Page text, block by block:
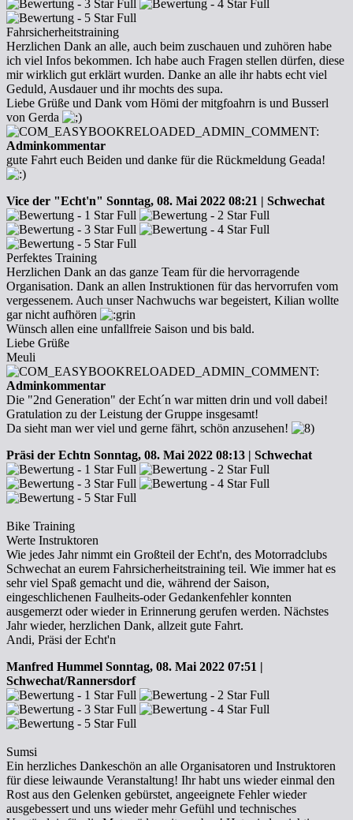
Fahrsicherheitstraining
Herzlichen Dank an alle, auch beim zuschauen und zuhören habe
ich viel Infos bekommen. Ich habe auch Fragen stellen dürfen, diese
mir wirklich gut erklärt wurden. Danke an alle ihr habts echt viel
Geduld, Ausdauer und ihr mochts des supa.
Liebe Grüße und Dank vom Hömi der mitgfoahrn is und Busserl
von Gerda
Adminkommentar
gute Fahrt euch Beiden und danke für die Rückmeldung Geada!
Vice der "Echt'n" Sonntag, 08. Mai 2022 08:21 | Schwechat
Perfektes Training
Herzlichen Dank an das ganze Team für die hervorragende
Organisation. Dank an allen Instruktionen für das hervorrufen vom
vergessenem. Auch unser Nachwuchs war begeistert, Kilian wollte
gar nicht aufhören
Wünsch allen eine unfallfreie Saison und bis bald.
Liebe Grüße
Meuli
Adminkommentar
Die "2nd Generation" der Echt´n war mitten drin und voll dabei!
Gratulation zu der Leistung der Gruppe insgesamt!
Da sieht man wer viel und gerne fährt, schön anzusehen!
Präsi der Echtn Sonntag, 08. Mai 2022 08:13 | Schwechat
Bike Training
Werte Instruktoren
Wie jedes Jahr nimmt ein Großteil der Echt'n, des Motorradclubs
Schwechat an eurem Fahrsicherheitstraining teil. Wie immer hat es
sehr viel Spaß gemacht und die, während der Saison,
eingeschlichenen Faulheits-oder Gedankenfehler konnten
ausgemerzt oder wieder in Erinnerung gerufen werden. Nächstes
Jahr wieder, herzlichen Dank, allzeit gute Fahrt.
Andi, Präsi der Echt'n
Manfred Hummel Sonntag, 08. Mai 2022 07:51 |
Schwechat/Rannersdorf
Sumsi
Ein herzliches Dankeschön an alle Organisatoren und Instruktoren
für diese leiwaunde Veranstaltung! Ihr habt uns wieder einmal den
Rost aus den Gelenken gebürstet, angeeignete Fehler wieder
ausgebessert und uns wieder mehr Gefühl und technisches